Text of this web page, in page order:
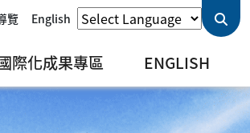
覽 English
際化成果專區 ENGLISH